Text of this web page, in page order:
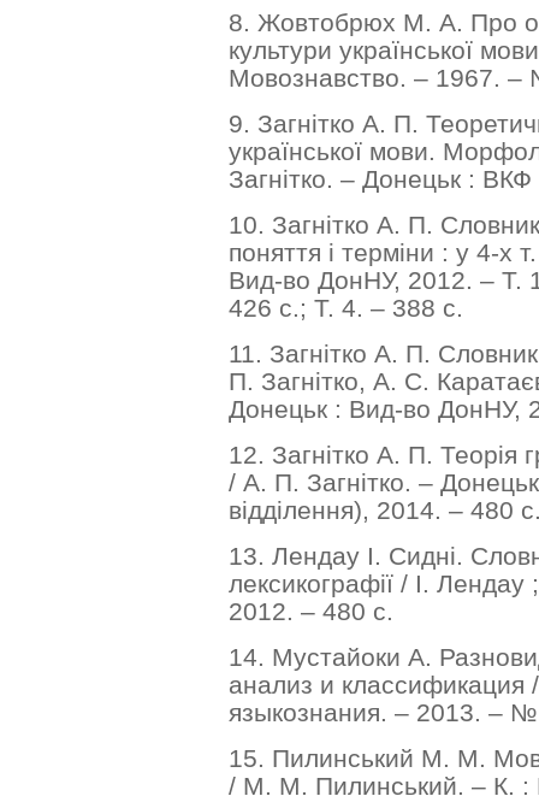
8. Жовтобрюх М. А. Про
культури української
Мовознавство. – 1967.
9. Загнітко А. П.
української мови.
Загнітко. – Донецьк :
10. Загнітко А. П. Словник
поняття і терміни : у 4-х
Вид-во ДонНУ, 2012. – Т.
426 с.; Т. 4. – 388 с.
11. Загнітко А. П.
П. Загнітко, А. С.
Донецьк : Вид-во ДонНУ,
12. Загнітко А. П. Теорія
/ А. П. Загнітко. –
відділення), 2014. – 480
13. Лендау І. Сидні.
лексикографії / І.
2012. – 480 с.
14. Мустайоки А.
анализ и
языкознания. – 2013. –
15. Пилинський М. М.
/ М. М. Пилинський. – К. :